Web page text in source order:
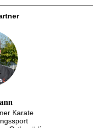
Karate